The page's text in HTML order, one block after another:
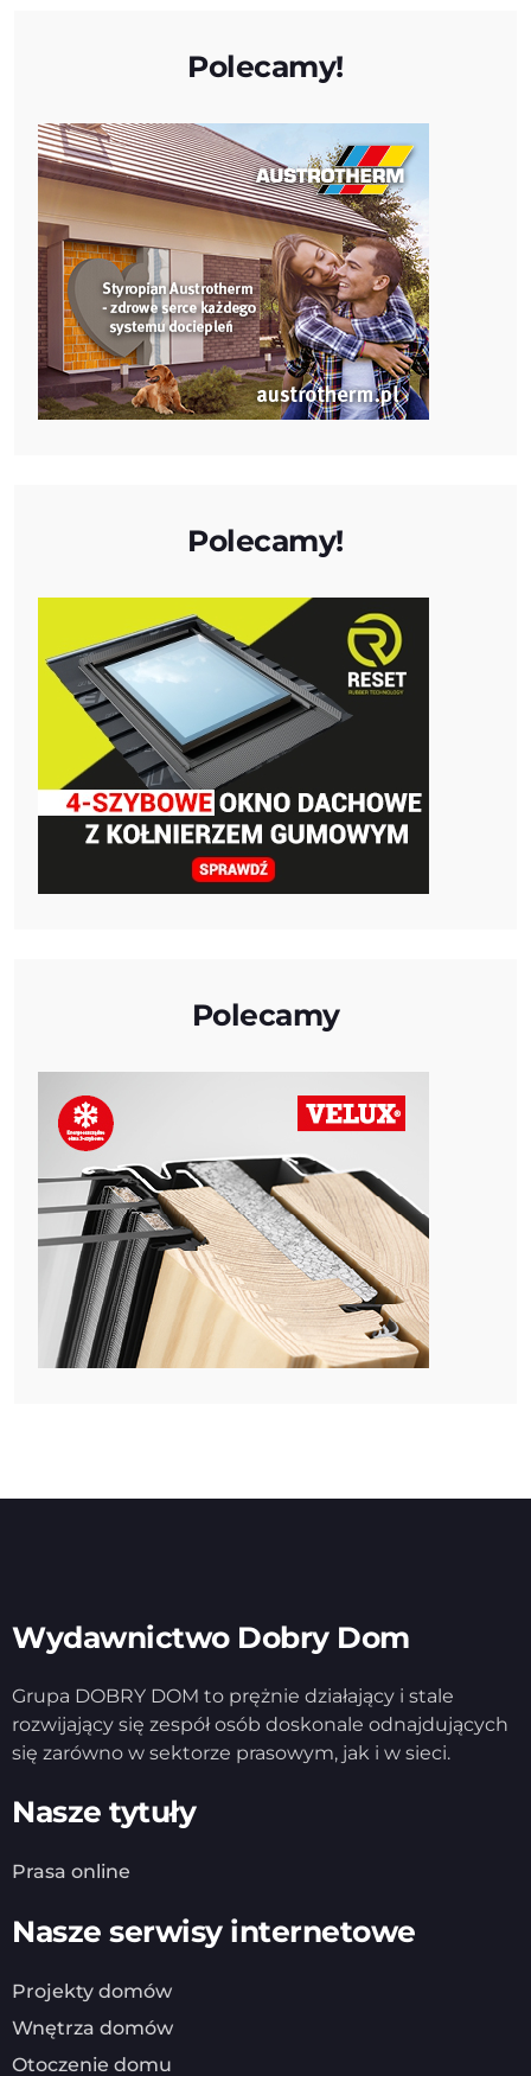
Polecamy!
Polecamy!
Polecamy
Wydawnictwo Dobry Dom
Grupa DOBRY DOM to prężnie działający i stale
rozwijający się zespół osób doskonale odnajdujących
się zarówno w sektorze prasowym, jak i w sieci.
Nasze tytuły
Prasa online
Nasze serwisy internetowe
Projekty domów
Wnętrza domów
Otoczenie domu